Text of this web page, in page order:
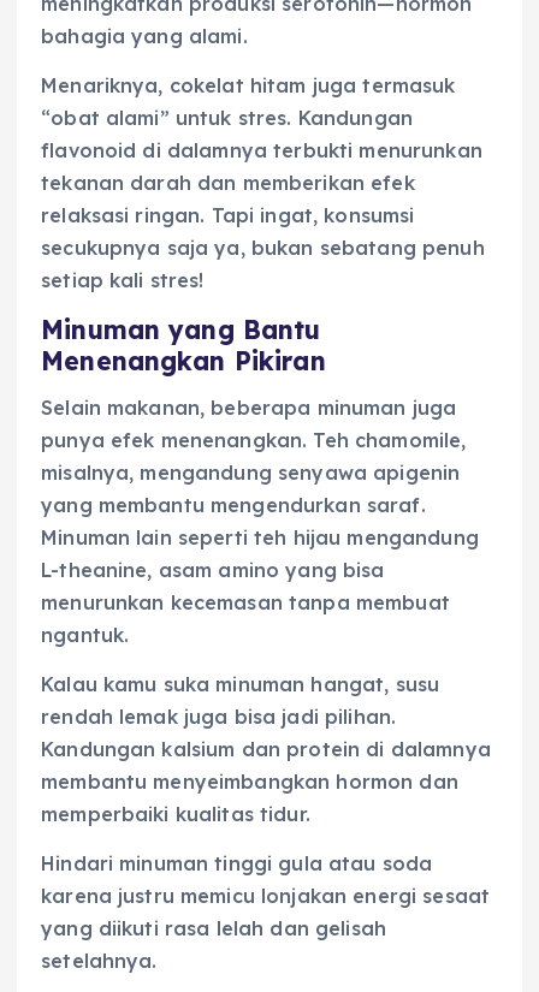
bahagia yang alami.
Menariknya, cokelat hitam juga termasuk
“obat alami” untuk stres. Kandungan
flavonoid di dalamnya terbukti menurunkan
tekanan darah dan memberikan efek
relaksasi ringan. Tapi ingat, konsumsi
secukupnya saja ya, bukan sebatang penuh
setiap kali stres!
Minuman yang Bantu
Menenangkan Pikiran
Selain makanan, beberapa minuman juga
punya efek menenangkan. Teh chamomile,
misalnya, mengandung senyawa apigenin
yang membantu mengendurkan saraf.
Minuman lain seperti teh hijau mengandung
L-theanine, asam amino yang bisa
menurunkan kecemasan tanpa membuat
ngantuk.
Kalau kamu suka minuman hangat, susu
rendah lemak juga bisa jadi pilihan.
Kandungan kalsium dan protein di dalamnya
membantu menyeimbangkan hormon dan
memperbaiki kualitas tidur.
Hindari minuman tinggi gula atau soda
karena justru memicu lonjakan energi sesaat
yang diikuti rasa lelah dan gelisah
setelahnya.